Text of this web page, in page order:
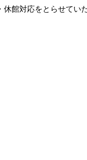
館対応をとらせてい